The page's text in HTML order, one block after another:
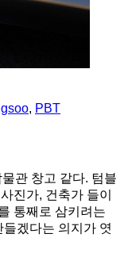
, PBT
관 창고 같다. 텀블
진가, 건축가 들이
통째로 삼키려는
겠다는 의지가 엿